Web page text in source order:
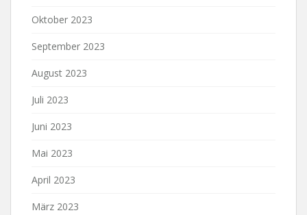
Oktober 2023
September 2023
August 2023
Juli 2023
Juni 2023
Mai 2023
April 2023
März 2023